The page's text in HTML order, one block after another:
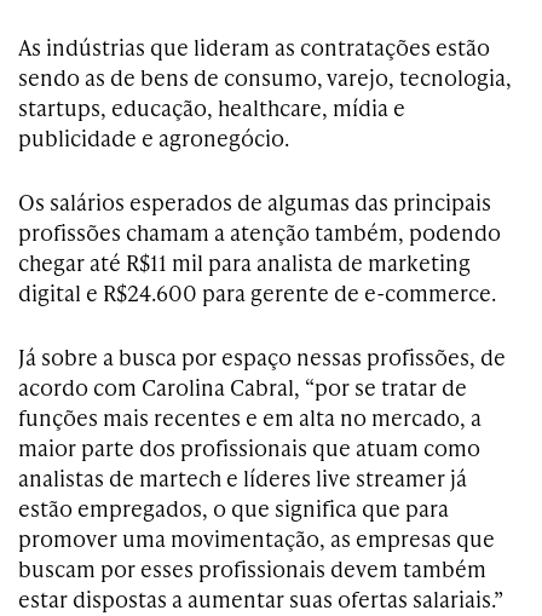
As indústrias que lideram as contratações estão
sendo as de bens de consumo, varejo, tecnologia,
startups, educação, healthcare, mídia e
publicidade e agronegócio.
Os salários esperados de algumas das principais
profissões chamam a atenção também, podendo
chegar até R$11 mil para analista de marketing
digital e R$24.600 para gerente de e-commerce.
Já sobre a busca por espaço nessas profissões, de
acordo com Carolina Cabral, “por se tratar de
funções mais recentes e em alta no mercado, a
maior parte dos profissionais que atuam como
analistas de martech e líderes live streamer já
estão empregados, o que significa que para
promover uma movimentação, as empresas que
buscam por esses profissionais devem também
estar dispostas a aumentar suas ofertas salariais.”